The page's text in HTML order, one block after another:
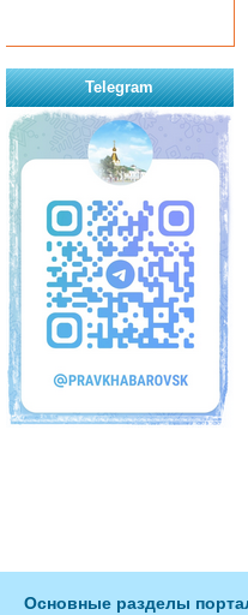
Telegram
Основные разделы